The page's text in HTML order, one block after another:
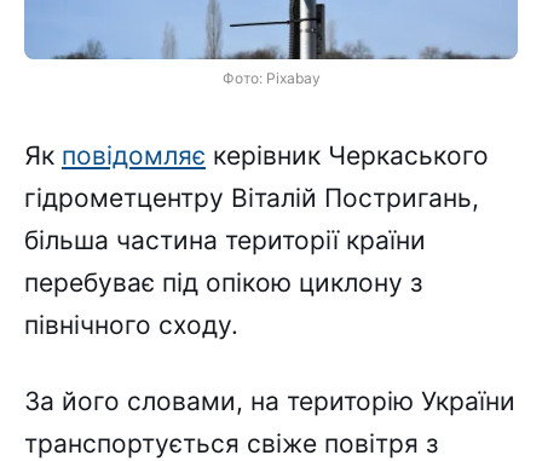
Фото: Pixabay
Як повідомляє керівник Черкаського
гідрометцентру Віталій Постригань,
більша частина території країни
перебуває під опікою циклону з
північного сходу.
За його словами, на територію України
транспортується свіже повітря з